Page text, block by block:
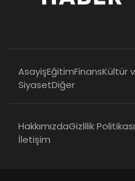
AsayişEğitimFinansKültür
SiyasetDiğer
HakkımızdaGizlilik Politikası
İletişim